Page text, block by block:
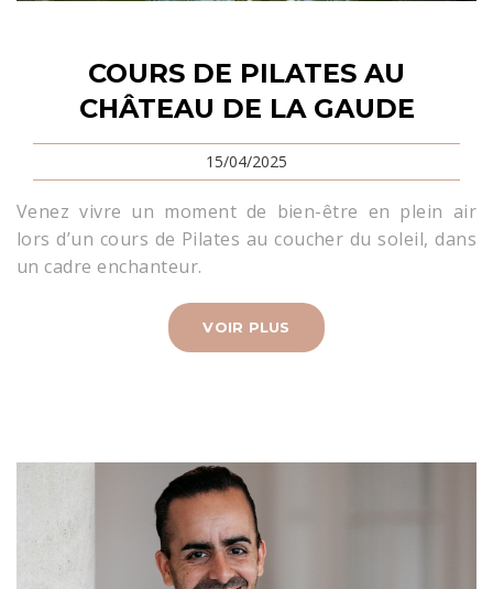
COURS DE PILATES AU
CHÂTEAU DE LA GAUDE
15/04/2025
Venez vivre un moment de bien-être en plein air
lors d’un cours de Pilates au coucher du soleil, dans
un cadre enchanteur.
VOIR PLUS